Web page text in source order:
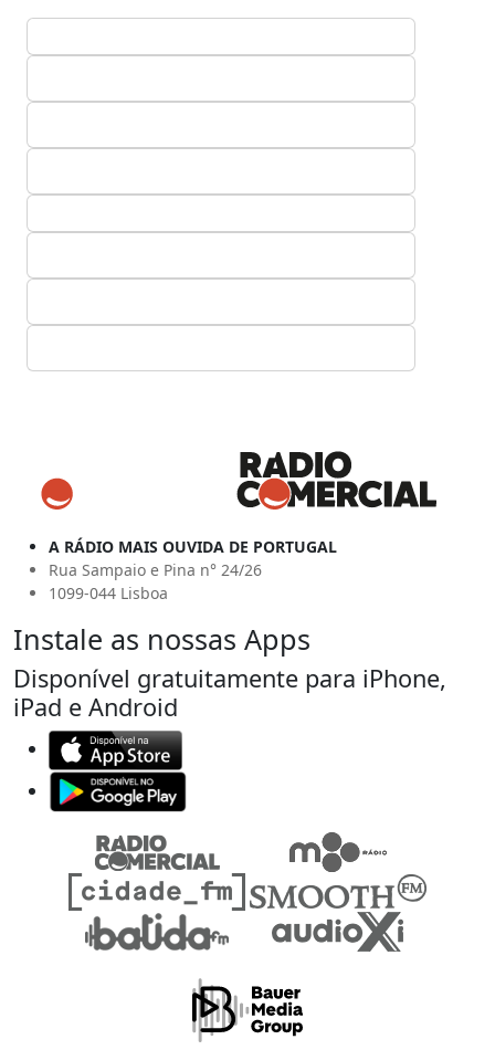
A RÁDIO MAIS OUVIDA DE PORTUGAL
Rua Sampaio e Pina n° 24/26
1099-044 Lisboa
Instale as nossas Apps
Disponível gratuitamente para iPhone,
iPad e Android